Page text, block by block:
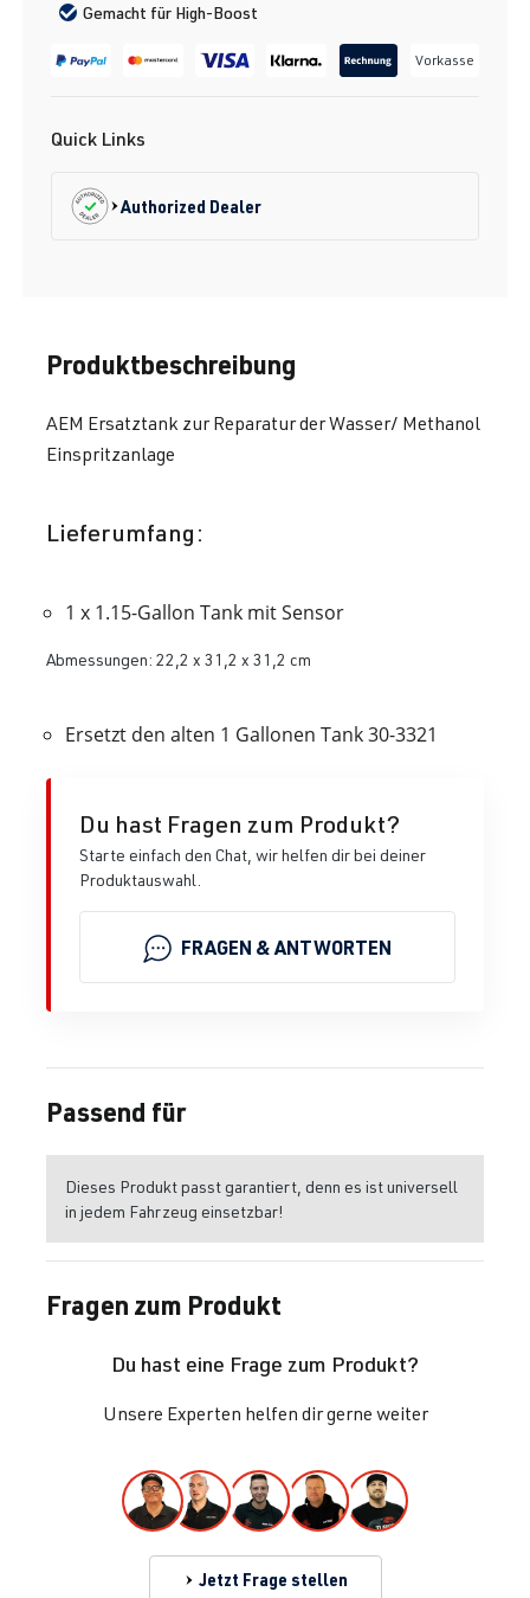
Gemacht für High-Boost
Vorkasse
Quick Links
Authorized Dealer
Produktbeschreibung
AEM Ersatztank zur Reparatur der Wasser/ Methanol
Einspritzanlage
Lieferumfang:
1 x 1.15-Gallon Tank mit Sensor
Abmessungen: 22,2 x 31,2 x 31,2 cm
Ersetzt den alten 1 Gallonen Tank 30-3321
Du hast Fragen zum Produkt?
Starte einfach den Chat, wir helfen dir bei deiner
Produktauswahl.
FRAGEN & ANTWORTEN
Passend für
Dieses Produkt passt garantiert, denn es ist universell
in jedem Fahrzeug einsetzbar!
Fragen zum Produkt
Du hast eine Frage zum Produkt?
Unsere Experten helfen dir gerne weiter
Jetzt Frage stellen